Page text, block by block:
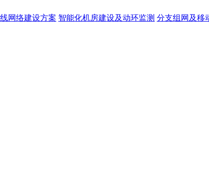
网络建设方案 智能化机房建设及动环监测 分支组网及移